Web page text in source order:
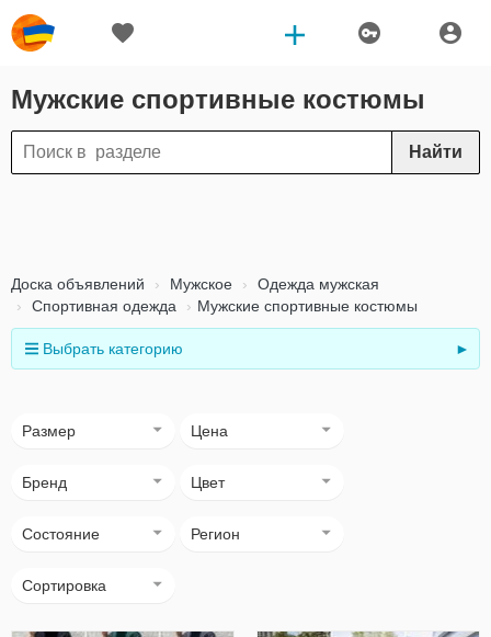
Мужские спортивные костюмы
Найти
Доска объявлений Мужское
Одежда мужская
Спортивная одежда
Мужские спортивные костюмы
Выбрать категорию ►
Размер Цена
Бренд Цвет
Состояние Регион
Сортировка